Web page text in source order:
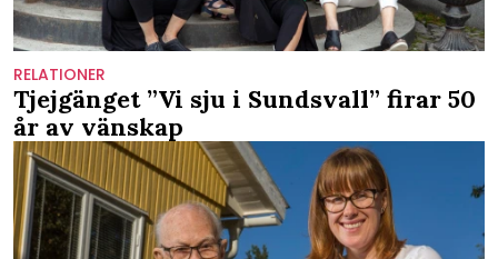
RELATIONER
Tjejgänget ”Vi sju i Sundsvall” firar 50
år av vänskap